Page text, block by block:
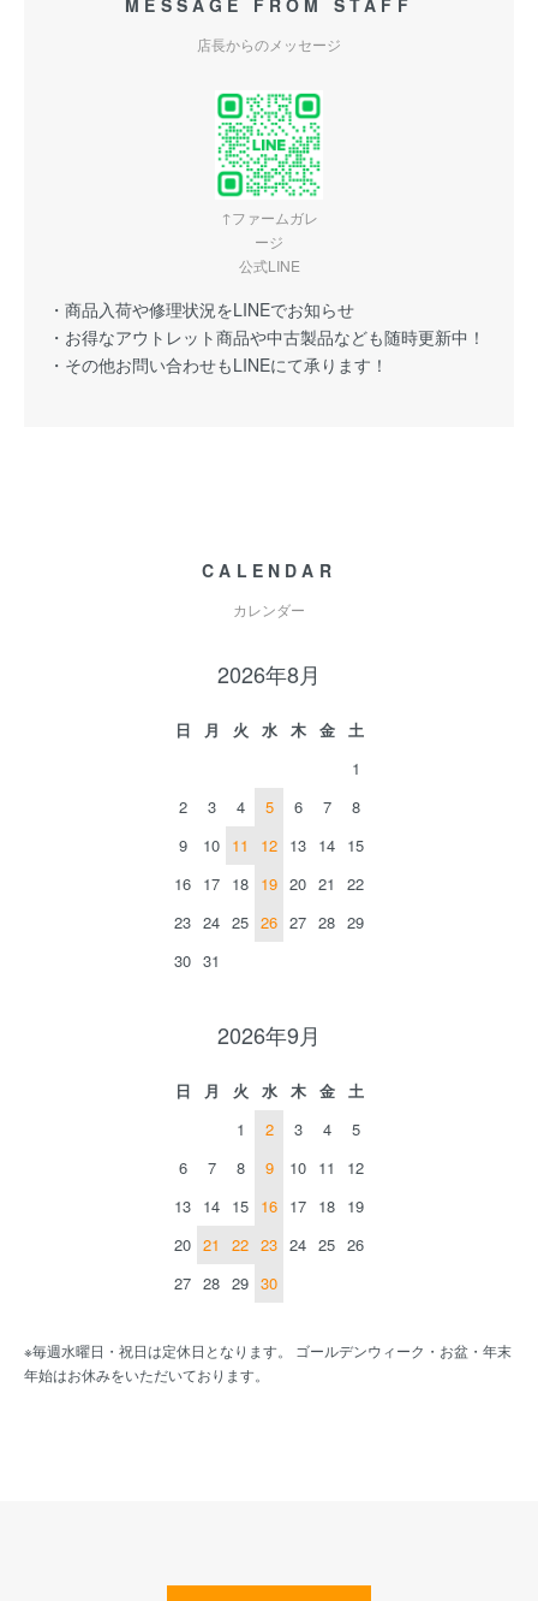
MESSAGE FROM STAFF
店長からのメッセージ
↑ファームガレ
ージ
公式LINE
・商品入荷や修理状況をLINEでお知らせ
・お得なアウトレット商品や中古製品なども随時更新中！
・その他お問い合わせもLINEにて承ります！
CALENDAR
カレンダー
2026年8月
日 月 火 水 木 金
土
1
2
3 4 5 6 7
8
9
10 11 12 13 14 15
16 17 18 19 20 21
22
23 24 25 26 27 28 29
30 31
2026年9月
日 月 火 水 木 金
土
1
2 3 4
5
6
7 8 9 10 11
12
13 14 15 16 17 18 19
20 21 22 23 24 25 26
27 28 29 30
※毎週水曜日・祝日は定休日となります。 ゴールデンウィーク・お盆・年末
年始はお休みをいただいております。